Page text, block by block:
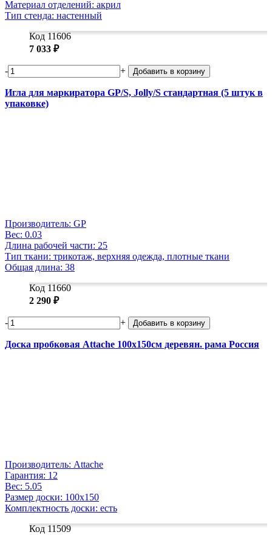
Материал отделений: акрил
Тип стенда: настенный
Код 11606
7 033 ₽
- + Добавить в корзину
Игла для маркиратора GP/S, Jolly/S стандартная (5 штук в
упаковке)
Производитель: GP
Вес: 0.03
Длина рабочей части: 25
Тип ткани: трикотаж, верхняя одежда, плотные ткани
Общая длина: 38
Код 11660
2 290 ₽
- + Добавить в корзину
Доска пробковая Attache 100х150см деревян. рама Россия
Производитель: Attache
Гарантия: 12
Вес: 5.05
Размер доски: 100x150
Комплектность доски: есть
Код 11509